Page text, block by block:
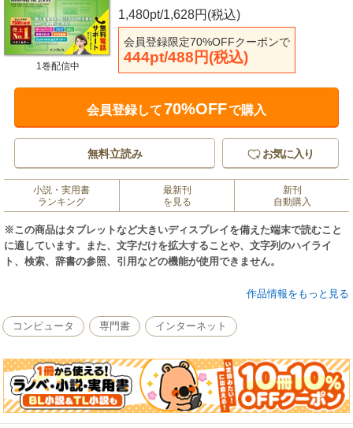
1,480pt/1,628円(税込)
会員登録限定70%OFFクーポンで
444pt/488円(税込)
1巻配信中
会員登録して70%OFFで購入
無料立読み お気に入り
小説・実用書
ランキング
最新刊
を見る
新刊
自動購入
※この商品はタブレットなど大きいディスプレイを備えた端末で読むこと
に適しています。また、文字だけを拡大することや、文字列のハイライ
ト、検索、辞書の参照、引用などの機能が使用できません。
WordPressは無料かつ高機能で、シェア率No.1のCMS（コンテンツ管理シ
れているほどで、ホームページで情報発信をするに当たって、個人でも本
気度の高い方はWordPressを利用していることが多いです。
本書はそんなWordPressの初期設定から制作、カスタマイズ、運用のノウ
ハウまで幅広く学べる1冊です。書籍の制作に際して、本書オリジナルのテ
ーマファイル「Dekiruテーマ」をご用意。これにより、学習効率の向上を
実現しました。また、WordPress Ver.5.0以降の新機能である「ブロックエ
作品情報をもっと見る
コンピュータ 専門書 インターネット